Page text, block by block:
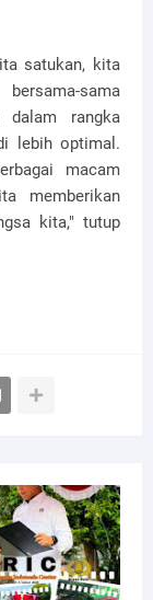
satukan, kita
sama
dalam rangka
lebih optimal.
macam
memberikan
kita," tutup